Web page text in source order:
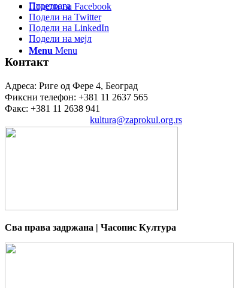
Птретрага
Menu Menu
Подели на Facebook
Подели на Twitter
Подели на LinkedIn
Подели на мејл
Контакт
Адреса: Риге од Фере 4, Београд
Фиксни телефон: +381 11 2637 565
Факс: +381 11 2638 941
kultura@zaprokul.org.rs
Сва права задржана | Часопис Култура